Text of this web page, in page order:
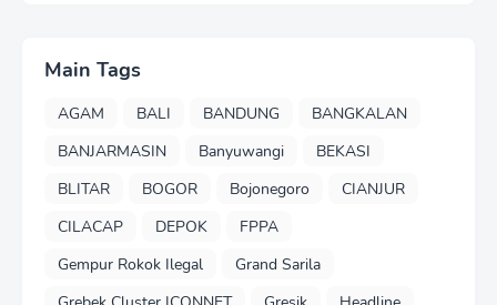
Main Tags
AGAM BALI BANDUNG
BANGKALAN
BANJARMASIN
Banyuwangi
BEKASI
BLITAR
BOGOR Bojonegoro
CIANJUR
CILACAP
DEPOK
FPPA
Gempur Rokok Ilegal
Grand Sarila